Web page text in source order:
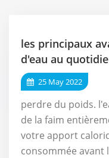
les principaux
d'eau au
25 May 2022
perdre du poids.
de la faim
votre apport
consommée avant